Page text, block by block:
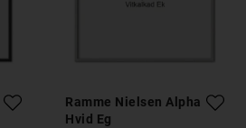
Ramme Nielsen Alpha
Hvid Eg